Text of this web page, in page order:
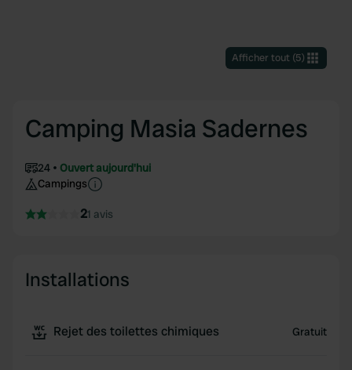
Afficher tout(5)
Camping Masia Sadernes
24
Ouvert aujourd'hui
Campings
21 avis
Installations
Rejet des toilettes chimiques Gratuit